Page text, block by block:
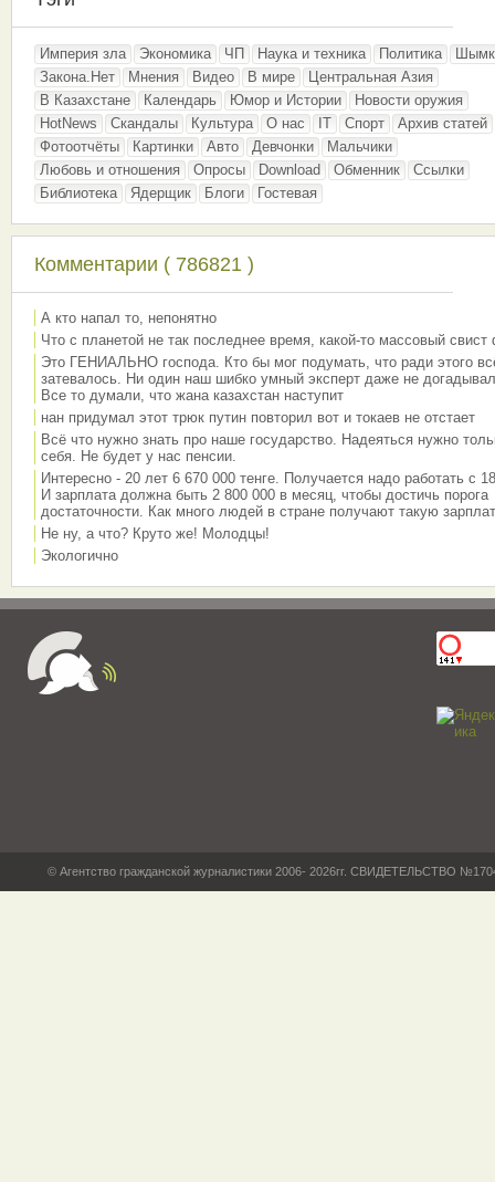
Империя зла Экономика ЧП Наука и техника Политика
Закона.Нет
Мнения Видео В мире
Центральная Азия
В Казахстане
Календарь Юмор и Истории
Новости оружия
HotNews
Скандалы Культура О нас IT Спорт
Архив статей
Фотоотчёты
Картинки Авто Девчонки
Мальчики
Любовь и отношения
Опросы Download Обменник
Ссылки
Библиотека
Ядерщик Блоги Гостевая
Комментарии ( 786821 )
А кто напал то, непонятно
Что с планетой не так последнее время, какой-то массовый свист
Это ГЕНИАЛЬНО господа. Кто бы мог подумать, что ради этого
затевалось. Ни один наш шибко умный эксперт даже не
Все то думали, что жана казахстан наступит
нан придумал этот трюк путин повторил вот и токаев не отстает
Всё что нужно знать про наше государство. Надеяться нужно
себя. Не будет у нас пенсии.
Интересно - 20 лет 6 670 000 тенге. Получается надо работать с
И зарплата должна быть 2 800 000 в месяц, чтобы достичь порога
достаточности. Как много людей в стране получают такую
Не ну, а что? Круто же! Молодцы!
Экологично
© Агентство гражданской журналистики 2006- 2026гг. СВИДЕТЕЛЬСТВО